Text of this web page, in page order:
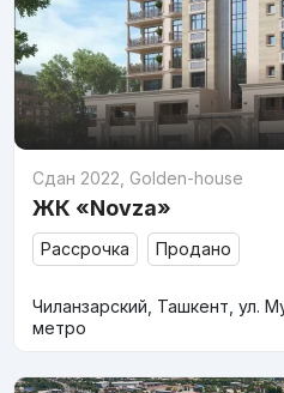
Сдан 2022 Golden-house
ЖК «Novza»
Рассрочка Продано
Чиланзарский, Ташкент, ул.
метро